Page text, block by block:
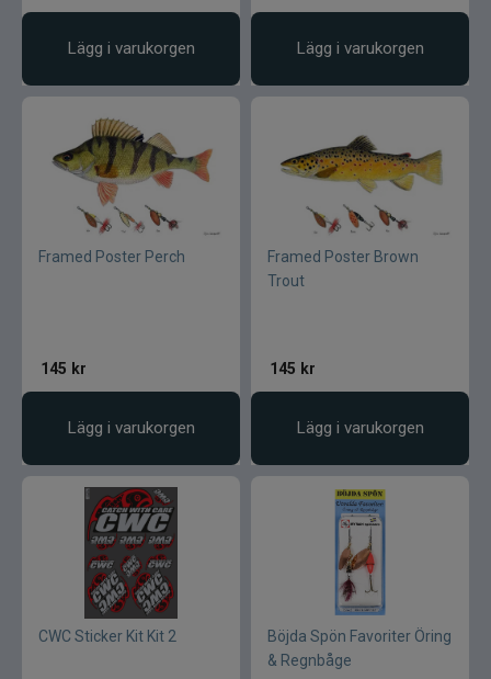
Lägg i varukorgen Lägg i varukorgen
Framed Poster Perch
145 kr
Lägg i varukorgen
Framed Poster Brown
Trout
145 kr
Lägg i varukorgen
CWC Sticker Kit Kit 2
Böjda Spön Favoriter Öring
& Regnbåge